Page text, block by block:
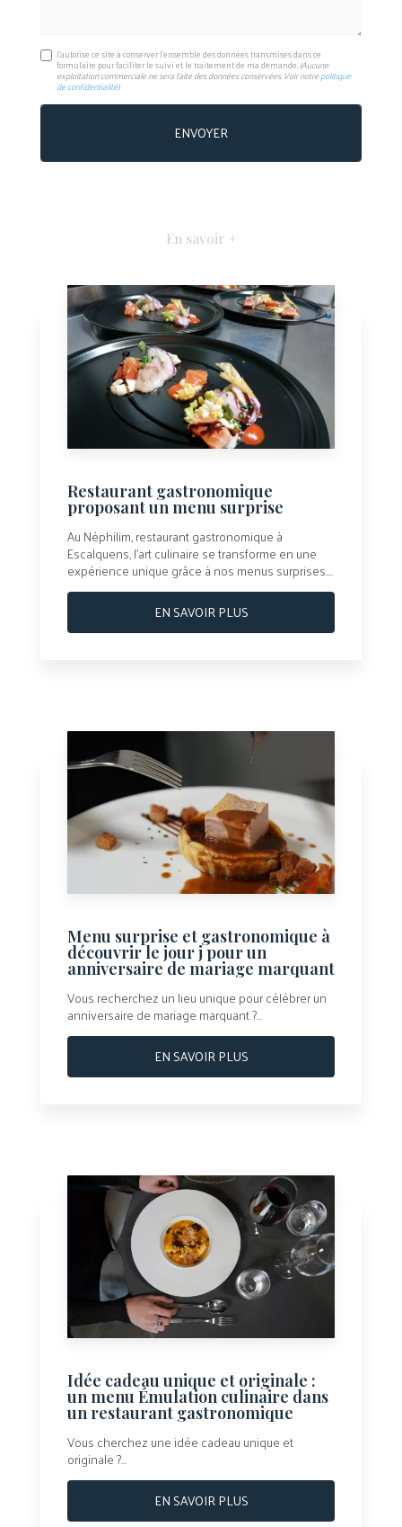
J'autorise ce site à conserver l'ensemble des données transmises dans ce
formulaire pour faciliter le suivi et le traitement de ma demande.(Aucune
exploitation commerciale ne sera faite des données conservées. Voir notrepolitique
de confidentialité)
En savoir +
Restaurant gastronomique
proposant un menu surprise
Au Néphilim, restaurant gastronomique à
Escalquens, l’art culinaire se transforme en une
expérience unique grâce à nos menus surprises....
EN SAVOIR PLUS
Menu surprise et gastronomique à
découvrir le jour j pour un
anniversaire de mariage marquant
Vous recherchez un lieu unique pour célébrer un
anniversaire de mariage marquant ?...
EN SAVOIR PLUS
Idée cadeau unique et originale :
un menu Émulation culinaire dans
un restaurant gastronomique
Vous cherchez une idée cadeau unique et
originale ?...
EN SAVOIR PLUS